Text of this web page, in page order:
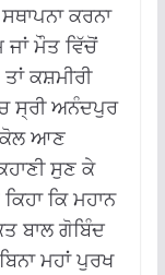
ਕਰਨਾ
ਮੌਤ ਵਿੱਚੋਂ
ਕਸ਼ਮੀਰੀ
ਸ੍ਰੀ ਅਨੰਦਪੁਰ
ਕੋਲ ਆਣ
ਸੁਣ ਕੇ
ਕਿ ਮਹਾਨ
ਬਾਲ ਗੋਬਿੰਦ
ਮਹਾਂ ਪੁਰਖ